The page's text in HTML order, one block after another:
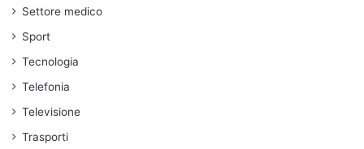
Settore medico
Sport
Tecnologia
Telefonia
Televisione
Trasporti